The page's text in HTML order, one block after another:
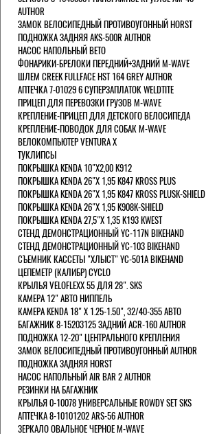
AUTHOR
ЗАМОК ВЕЛОСИПЕДНЫЙ ПРОТИВОУГОННЫЙ HORST
ПОДНОЖКА ЗАДНЯЯ AKS-500R AUTHOR
НАСОС НАПОЛЬНЫЙ BETO
ФОНАРИКИ-БРЕЛОКИ ПЕРЕДНИЙ+ЗАДНИЙ M-WAVE
ШЛЕМ CREEK FULLFACE HST 164 GREY AUTHOR
АПТЕЧКА 7-01029 6 СУПЕРЗАПЛАТОК WELDTITE
ПРИЦЕП ДЛЯ ПЕРЕВОЗКИ ГРУЗОВ M-WAVE
КРЕПЛЕНИЕ-ПРИЦЕП ДЛЯ ДЕТСКОГО ВЕЛОСИПЕДА
КРЕПЛЕНИЕ-ПОВОДОК ДЛЯ СОБАК M-WAVE
ВЕЛОКОМПЬЮТЕР VENTURA Х
ТУКЛИПСЫ
ПОКРЫШКА KENDA 10"Х2,00 K912
ПОКРЫШКА KENDA 26"Х 1,95 K847 KROSS PLUS
ПОКРЫШКА KENDA 26"Х 1,95 K847 KROSS PLUSK-SHIELD
ПОКРЫШКА KENDA 26"Х 1,95 K908K-SHIELD
ПОКРЫШКА KENDA 27,5"Х 1,35 K193 KWEST
СТЕНД ДЕМОНСТРАЦИОННЫЙ YC-117N BIKEHAND
СТЕНД ДЕМОНСТРАЦИОННЫЙ YC-103 BIKEHAND
СЪЕМНИК КАССЕТЫ "ХЛЫСТ" YC-501A BIKEHAND
ЦЕПЕМЕТР (КАЛИБР) CYCLO
КРЫЛЬЯ VELOFLEXX 55 ДЛЯ 28". SKS
КАМЕРА 12" АВТО НИППЕЛЬ
КАМЕРА KENDA 18" Х 1.25-1.50", 32/40-355 АВТО
БАГАЖНИК 8-15203125 ЗАДНИЙ ACR-160 AUTHOR
ПОДНОЖКА 12-20" ЦЕНТРАЛЬНОГО КРЕПЛЕНИЯ
ЗАМОК ВЕЛОСИПЕДНЫЙ ПРОТИВОУГОННЫЙ AUTHOR
ПОДНОЖКА ЗАДНЯЯ HORST
НАСОС НАПОЛЬНЫЙ AIR BAR 2 AUTHOR
РЕЗИНКИ НА БАГАЖНИК
КРЫЛЬЯ 0-10078 УНИВЕРСАЛЬНЫЕ ROWDY SET SKS
АПТЕЧКА 8-10101202 ARS-56 AUTHOR
ЗЕРКАЛО ОВАЛЬНОЕ ЧЕРНОЕ M-WAVE